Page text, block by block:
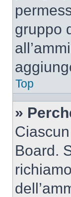
gruppo
Top
»
Board.